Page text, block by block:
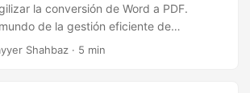
la conversión de Word a PDF.
de la gestión eficiente de
API REST de Python.
Shahbaz · 5 min